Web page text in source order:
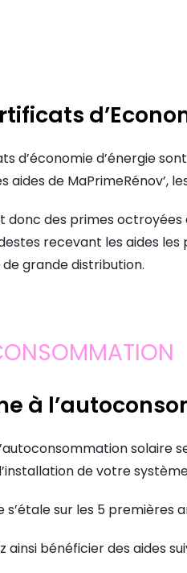
d’économie d’énergie
aides de MaPrimeRénov’,
donc des primes
recevant les aides
grande distribution.
à
solaire
de votre
sur les 5 premières
ainsi bénéficier des aides